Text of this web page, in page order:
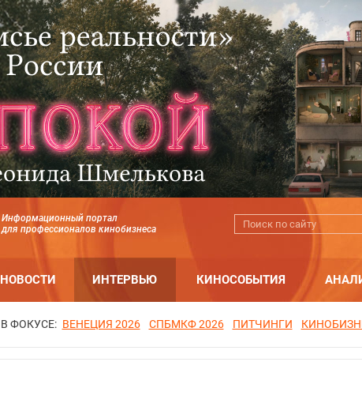
Информационный портал
для профессионалов кинобизнеса
НОВОСТИ ИНТЕРВЬЮ КИНОСОБЫТИЯ
В ФОКУСЕ: ВЕНЕЦИЯ 2026 СПБМКФ 2026 ПИТЧИНГИ